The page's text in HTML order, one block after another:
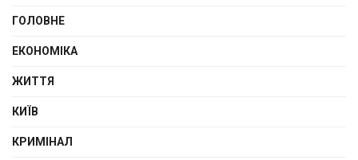
ГОЛОВНЕ
ЕКОНОМІКА
ЖИТТЯ
КИЇВ
КРИМІНАЛ